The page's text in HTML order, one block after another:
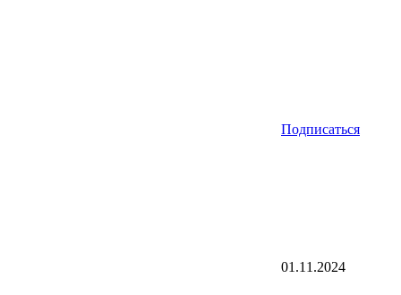
Подписаться
01.11.2024